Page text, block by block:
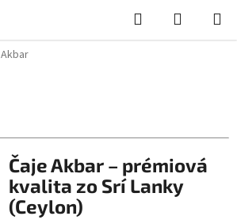
Hľadať
KOŠÍK
Akbar
Čaje Akbar – prémiová
kvalita zo Srí Lanky
(Ceylon)